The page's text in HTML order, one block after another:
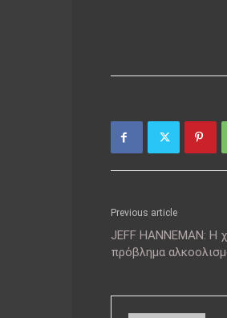
Previous article
JEFF HANNEMAN: Η
πρόβλημα